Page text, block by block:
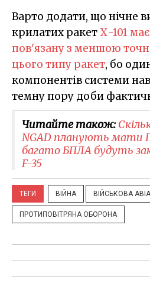
Варто додати, що нічне
крилатих ракетХ-101
пов'язану з меншою
цього типу ракет, бо
компонентів системи
темну пору доби
Читайте також:
NGAD планують мати
багато БПЛА будуть
F-35
ТЕГИ ВІЙНА ВІЙСЬКОВА
ПРОТИПОВІТРЯНА ОБОРОНА